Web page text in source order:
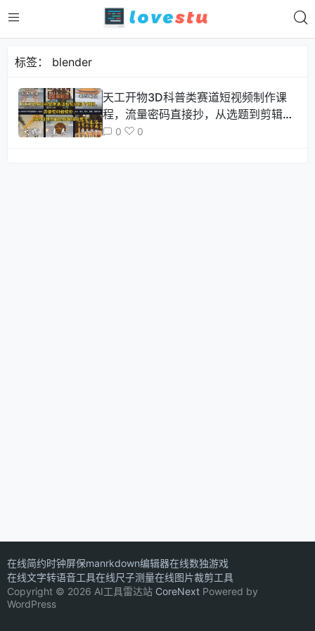
标签： blender
天工开物3D科普类赛道短视频制作课
程，流量密码直接抄，从选题到剪辑全
套保姆级教学
0 0
在线简约时钟屏保manrkdown编辑器在线数独游戏
在线文字转语音工具在线尺子测量在线图片裁剪工具
Copyright © 2026 AI工具雷达站 CoreNext Powered by
WordPress